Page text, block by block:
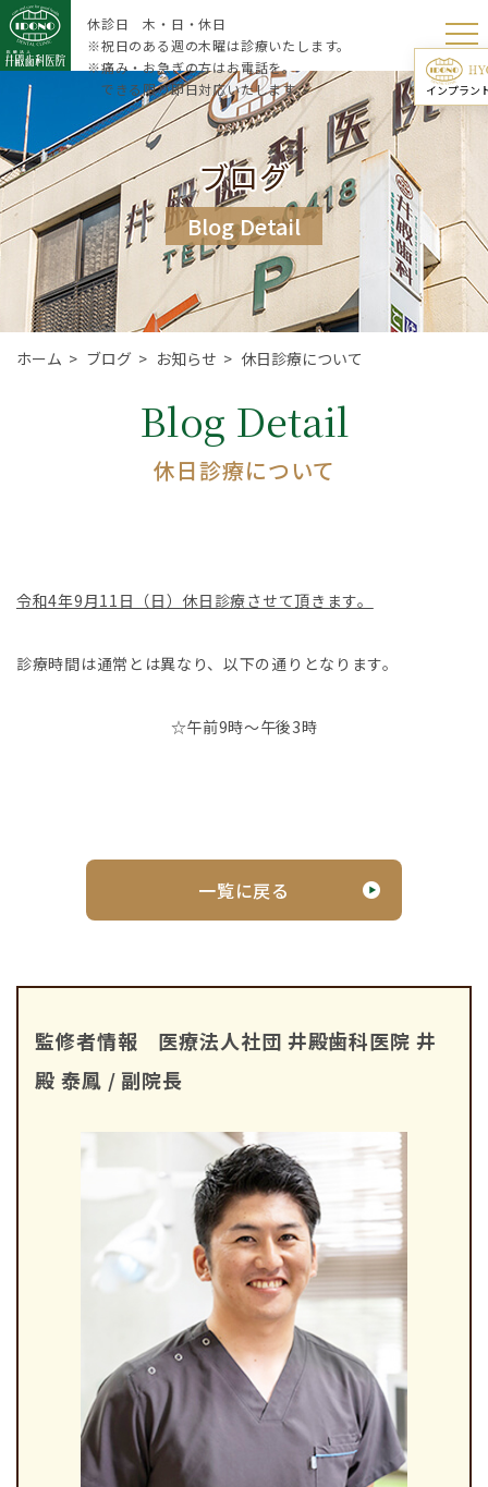
休診日 木・日・休日
※祝日のある週の木曜は診療いたします。
※痛み・お急ぎの方はお電話を。
できる限り即日対応いたします。
インプラン
ブログ
Blog Detail
ホーム > ブログ > お知らせ > 休日診療について
Blog Detail
休日診療について
令和4年9月11日（日）休日診療させて頂きます。
診療時間は通常とは異なり、以下の通りとなります。
☆午前9時～午後3時
一覧に戻る
監修者情報 医療法人社団 井殿歯科医院 井
殿 泰鳳 / 副院長